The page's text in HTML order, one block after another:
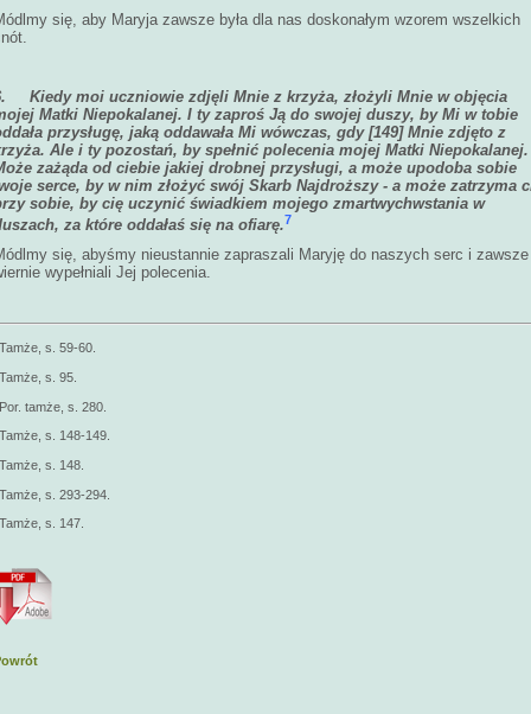
się, aby Maryja zawsze była dla nas doskonałym wzorem wszelkich
Kiedy moi uczniowie zdjęli Mnie z krzyża, złożyli Mnie w objęcia
Matki Niepokalanej. I ty zaproś Ją do swojej duszy, by Mi w tobie
przysługę, jaką oddawała Mi wówczas, gdy[149] Mnie zdjęto z
Ale i ty pozostań, by spełnić polecenia mojej Matki Niepokalanej.
zażąda od ciebie jakiej drobnej przysługi, a może upodoba sobie
serce, by w nim złożyć swój Skarb Najdroższy - a może zatrzyma
sobie, by cię uczynić świadkiem mojego zmartwychwstania w
za które oddałaś się na ofiarę.7
się, abyśmy nieustannie zapraszali Maryję do naszych serc i zawsze
wypełniali Jej polecenia.
Tamże, s. 59-60.
Tamże, s. 95.
Por. tamże, s. 280.
Tamże, s. 148-149.
Tamże, s. 148.
Tamże, s. 293-294.
Tamże, s. 147.